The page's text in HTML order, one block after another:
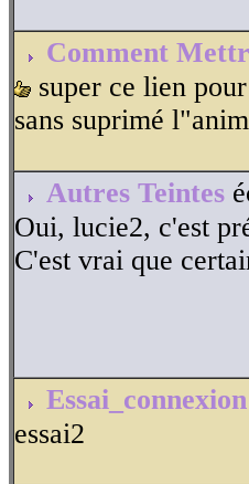
Comment
super ce lien
sans suprimé
Autres Teintes
Oui, lucie2, c'est
C'est vrai que
Essai_connexion
essai2